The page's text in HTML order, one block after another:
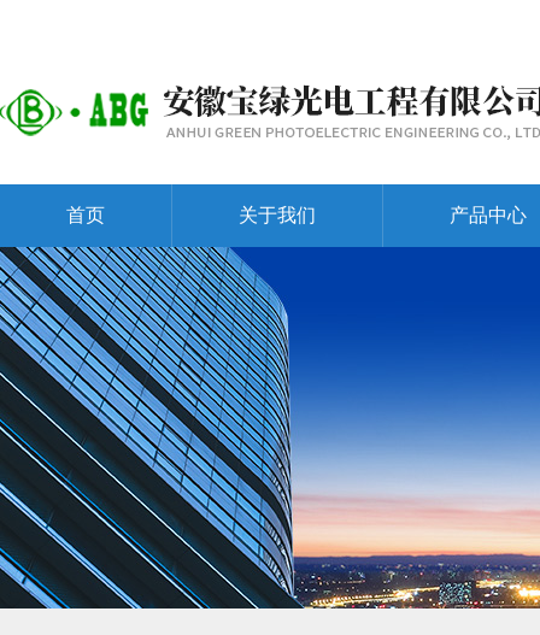
首页 关于我们 产品中心